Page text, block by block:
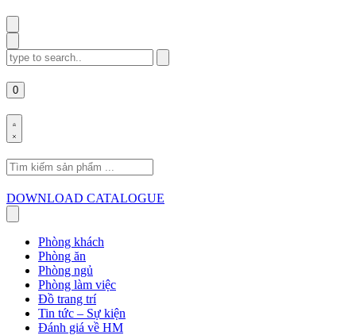
Search
for:
0
Search
for:
DOWNLOAD CATALOGUE
Phòng khách
Phòng ăn
Phòng ngủ
Phòng làm việc
Đồ trang trí
Tin tức – Sự kiện
Đánh giá về HM